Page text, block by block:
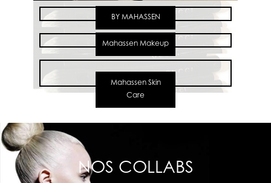
BY MAHASSEN
Mahassen Makeup
Mahassen Skin
Care
NOS COLLABS